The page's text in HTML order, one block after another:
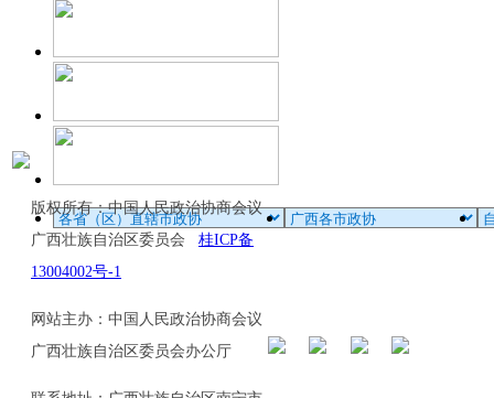
版权所有：中国人民政治协商会议
广西壮族自治区委员会 桂ICP备
13004002号-1
网站主办：中国人民政治协商会议
广西壮族自治区委员会办公厅